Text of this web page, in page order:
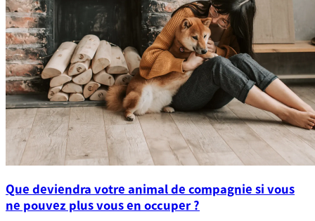
Que deviendra votre animal de compagnie si vous
ne pouvez plus vous en occuper ?